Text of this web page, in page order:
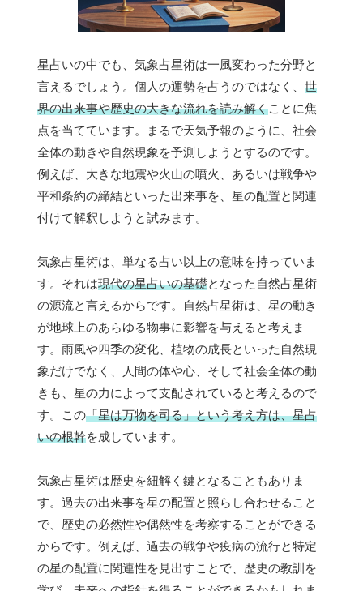
星占いの中でも、気象占星術は一風変わった分野と
言えるでしょう。個人の運勢を占うのではなく、 世
界の出来事や歴史の大きな流れを読み解くことに焦
点を当てています。まるで天気予報のように、社会
全体の動きや自然現象を予測しようとするのです。
例えば、大きな地震や火山の噴火、あるいは戦争や
平和条約の締結といった出来事を、星の配置と関連
付けて解釈しようと試みます。
気象占星術は、単なる占い以上の意味を持っていま
す。それは現代の星占いの基礎となった自然占星術
の源流と言えるからです。自然占星術は、星の動き
が地球上のあらゆる物事に影響を与えると考えま
す。雨風や四季の変化、植物の成長といった自然現
象だけでなく、人間の体や心、そして社会全体の動
きも、星の力によって支配されていると考えるので
す。この「星は万物を司る」という考え方は、星占
いの根幹を成しています。
気象占星術は歴史を紐解く鍵となることもありま
す。過去の出来事を星の配置と照らし合わせること
で、歴史の必然性や偶然性を考察することができる
からです。例えば、過去の戦争や疫病の流行と特定
の星の配置に関連性を見出すことで、歴史の教訓を